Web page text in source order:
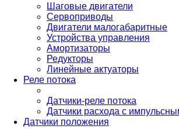
Шаговые двигатели
Сервоприводы
Двигатели малогабаритные
Устройства управления
Амортизаторы
Редукторы
Линейные актуаторы
Реле потока
Датчики-реле потока
Датчики расхода с
Датчики положения